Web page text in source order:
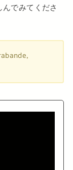
でみてくださ